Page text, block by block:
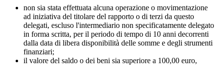
non sia stata effettuata alcuna operazione o movimentazione
ad iniziativa del titolare del rapporto o di terzi da questo
delegati, escluso l'intermediario non specificatamente delegato
in forma scritta, per il periodo di tempo di 10 anni decorrenti
dalla data di libera disponibilità delle somme e degli strumenti
finanziari;
il valore del saldo o dei beni sia superiore a 100,00 euro,